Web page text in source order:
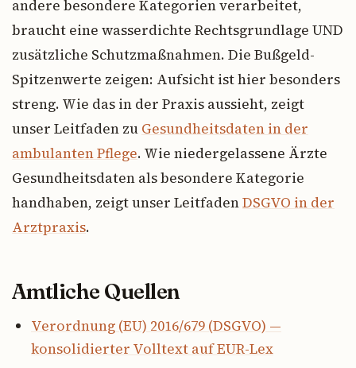
andere besondere Kategorien verarbeitet,
braucht eine wasserdichte Rechtsgrundlage UND
zusätzliche Schutzmaßnahmen. Die Bußgeld-
Spitzenwerte zeigen: Aufsicht ist hier besonders
streng. Wie das in der Praxis aussieht, zeigt
unser Leitfaden zu Gesundheitsdaten in der
ambulanten Pflege. Wie niedergelassene Ärzte
Gesundheitsdaten als besondere Kategorie
handhaben, zeigt unser LeitfadenDSGVO in der
Arztpraxis.
Amtliche Quellen
Verordnung (EU) 2016/679 (DSGVO) —
konsolidierter Volltext auf EUR-Lex